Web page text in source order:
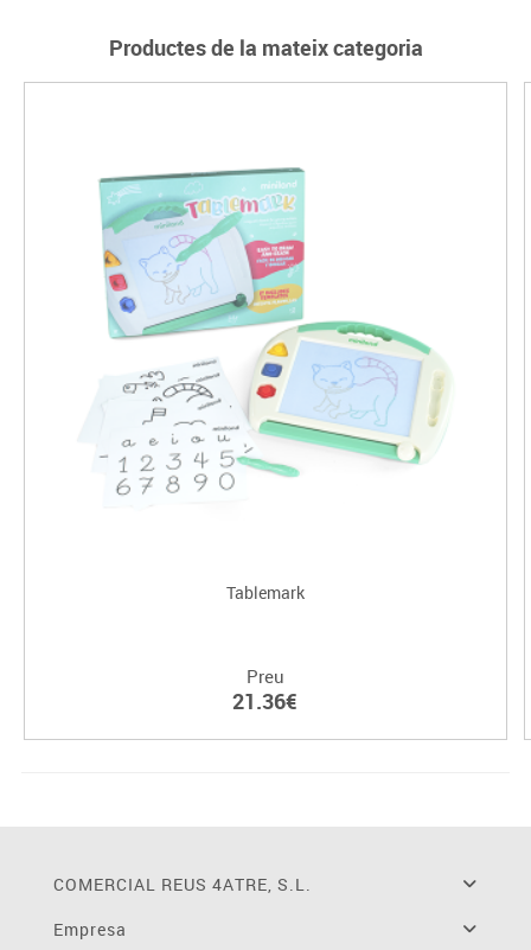
Productes de la mateix categoria
Tablemark
Preu
21.36€
COMERCIAL REUS 4ATRE, S.L.
Empresa